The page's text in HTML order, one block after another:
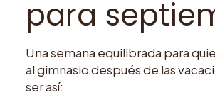
para
Una semana equilibrada para
al gimnasio después de las
ser así: